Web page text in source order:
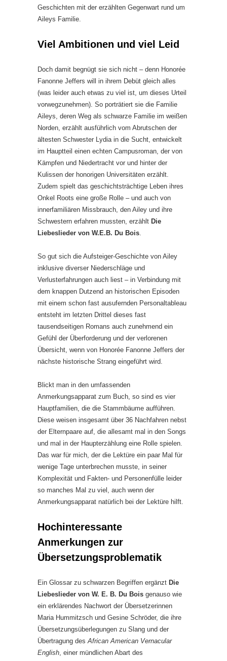
Geschichten mit der erzählten Gegenwart rund um
Aileys Familie.
Viel Ambitionen und viel Leid
Doch damit begnügt sie sich nicht – denn Honorée
Fanonne Jeffers will in ihrem Debüt gleich alles
(was leider auch etwas zu viel ist, um dieses Urteil
vorwegzunehmen). So porträtiert sie die Familie
Aileys, deren Weg als schwarze Familie im weißen
Norden, erzählt ausführlich vom Abrutschen der
ältesten Schwester Lydia in die Sucht, entwickelt
im Hauptteil einen echten Campusroman, der von
Kämpfen und Niedertracht vor und hinter der
Kulissen der honorigen Universitäten erzählt.
Zudem spielt das geschichtsträchtige Leben ihres
Onkel Roots eine große Rolle – und auch von
innerfamiliären Missbrauch, den Ailey und ihre
Schwestern erfahren mussten, erzählt Die
Liebeslieder von W.E.B. Du Bois
So gut sich die Aufsteiger-Geschichte von Ailey
inklusive diverser Niederschläge und
Verlusterfahrungen auch liest – in Verbindung mit
dem knappen Dutzend an historischen Episoden
mit einem schon fast ausufernden Personaltableau
entsteht im letzten Drittel dieses fast
tausendseitigen Romans auch zunehmend ein
Gefühl der Überforderung und der verlorenen
Übersicht, wenn von Honorée Fanonne Jeffers der
nächste historische Strang eingeführt wird.
Blickt man in den umfassenden
Anmerkungsapparat zum Buch, so sind es vier
Hauptfamilien, die die Stammbäume aufführen.
Diese weisen insgesamt über 36 Nachfahren nebst
der Elternpaare auf, die allesamt mal in den Songs
und mal in der Haupterzählung eine Rolle spielen.
Das war für mich, der die Lektüre ein paar Mal für
wenige Tage unterbrechen musste, in seiner
Komplexität und Fakten- und Personenfülle leider
so manches Mal zu viel, auch wenn der
Anmerkungsapparat natürlich bei der Lektüre hilft.
Hochinteressante
Anmerkungen zur
Übersetzungsproblematik
Ein Glossar zu schwarzen Begriffen ergänzt Die
Liebeslieder von W. E. B. Du Bois genauso wie
ein erklärendes Nachwort der Übersetzerinnen
Maria Hummitzsch und Gesine Schröder, die ihre
Übersetzungsüberlegungen zu Slang und der
Übertragung des African American Vernacular
English , einer mündlichen Abart des